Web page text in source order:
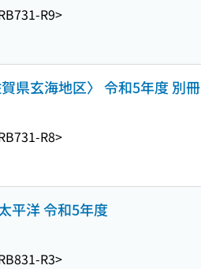
R9>
県玄海地区〉 令和5年度 別冊
R8>
平洋 令和5年度
R3>